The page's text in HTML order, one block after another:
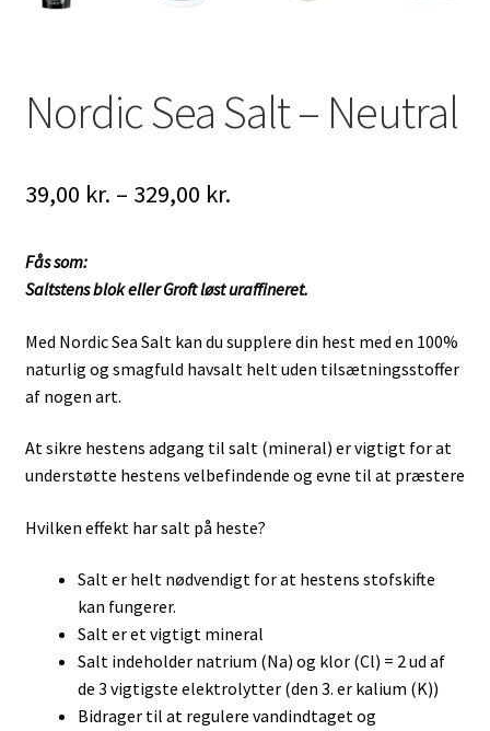
Nordic Sea Salt – Neutral
39,00 kr. – 329,00 kr.Prisinterval:
Fås som:
Saltstens blok eller Groft løst uraffineret.
Med Nordic Sea Salt kan du supplere din hest med en 100%
naturlig og smagfuld havsalt helt uden tilsætningsstoffer
af nogen art.
At sikre hestens adgang til salt (mineral) er vigtigt for at
understøtte hestens velbefindende og evne til at præstere
Hvilken effekt har salt på heste?
Salt er helt nødvendigt for at hestens stofskifte
kan fungerer.
Salt er et vigtigt mineral
Salt indeholder natrium (Na) og klor (Cl) = 2 ud af
de 3 vigtigste elektrolytter (den 3. er kalium (K))
Bidrager til at regulere vandindtaget og